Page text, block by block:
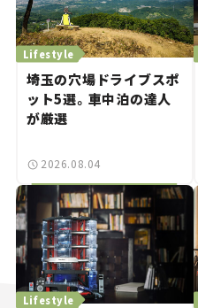
埼玉の穴場ドライブスポ
ット5選。車中泊の達人
が厳選
Lifestyle
2026.08.04
Lifestyle